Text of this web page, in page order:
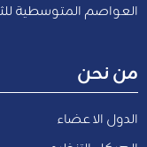
العواصم المتوسطية
من نحن
الدول الاعضاء